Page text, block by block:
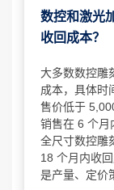
数控和激光
收回成本？
大多数数控雕
成本，具体时
售价低于
销售在 6 个月
全尺寸数控雕
18 个月内收
是产量、定价